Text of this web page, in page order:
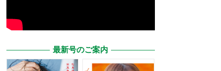
最新号のご案内